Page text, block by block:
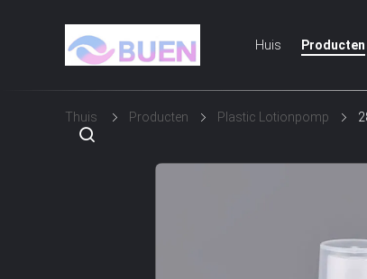
Huis Producten
Thuis Producten Plastic Lotionpomp